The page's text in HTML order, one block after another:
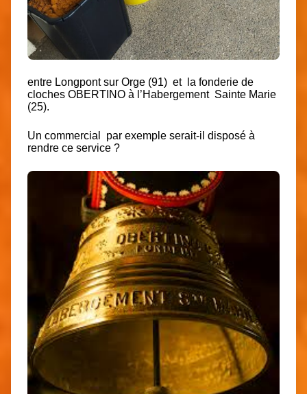
entre Longpontsur Orge (91) et la fonderie de
cloches OBERTINO à l’HabergementSainte Marie
(25).
Un commercial par exemple serait-il disposé à
rendre ce service ?